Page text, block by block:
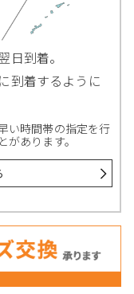
日到着。
到着するように
い時間帯の指定を行
あります。